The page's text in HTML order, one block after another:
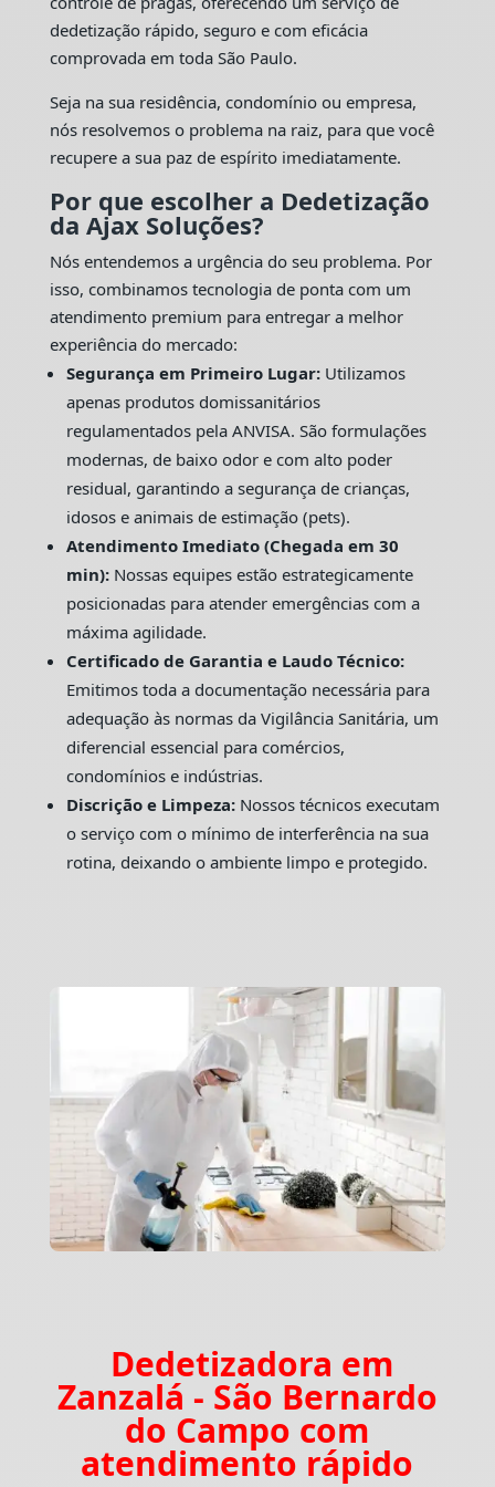
dedetização rápido, seguro e com eficácia
comprovada em toda São Paulo.
Seja na sua residência, condomínio ou empresa,
nós resolvemos o problema na raiz, para que você
recupere a sua paz de espírito imediatamente.
Por que escolher a Dedetização
da Ajax Soluções?
Nós entendemos a urgência do seu problema. Por
isso, combinamos tecnologia de ponta com um
atendimento premium para entregar a melhor
experiência do mercado:
Segurança em Primeiro Lugar:Utilizamos
apenas produtos domissanitários
regulamentados pela ANVISA. São formulações
modernas, de baixo odor e com alto poder
residual, garantindo a segurança de crianças,
idosos e animais de estimação (pets).
Atendimento Imediato (Chegada em 30
min):Nossas equipes estão estrategicamente
posicionadas para atender emergências com a
máxima agilidade.
Certificado de Garantia e Laudo Técnico:
Emitimos toda a documentação necessária para
adequação às normas da Vigilância Sanitária, um
diferencial essencial para comércios,
condomínios e indústrias.
Discrição e Limpeza:Nossos técnicos executam
o serviço com o mínimo de interferência na sua
rotina, deixando o ambiente limpo e protegido.
Dedetizadora em
Zanzalá - São Bernardo
do Campo com
atendimento rápido